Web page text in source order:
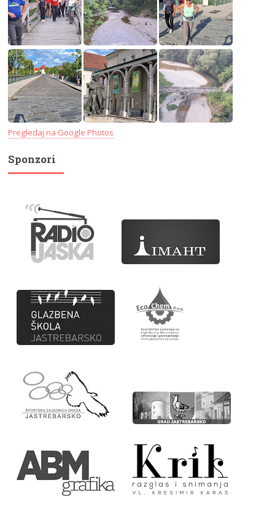
Pregledaj na Google Photos
Sponzori